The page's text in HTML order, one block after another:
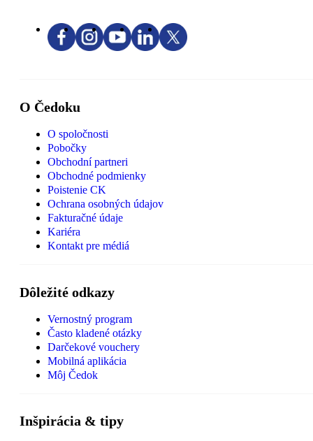
O Čedoku
O spoločnosti
Pobočky
Obchodní partneri
Obchodné podmienky
Poistenie CK
Ochrana osobných údajov
Fakturačné údaje
Kariéra
Kontakt pre médiá
Dôležité odkazy
Vernostný program
Často kladené otázky
Darčekové vouchery
Mobilná aplikácia
Môj Čedok
Inšpirácia & tipy